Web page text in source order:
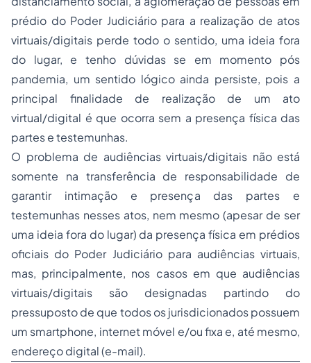
prédio do Poder Judiciário para a realização de atos
virtuais/digitais perde todo o sentido, uma ideia fora
do lugar, e tenho dúvidas se em momento pós
pandemia, um sentido lógico ainda persiste, pois a
principal finalidade de realização de um ato
virtual/digital é que ocorra sem a presença física das
partes e testemunhas.
O problema de audiências virtuais/digitais não está
somente na transferência de responsabilidade de
garantir intimação e presença das partes e
testemunhas nesses atos, nem mesmo (apesar de ser
uma ideia fora do lugar) da presença física em prédios
oficiais do Poder Judiciário para audiências virtuais,
mas, principalmente, nos casos em que audiências
virtuais/digitais são designadas partindo do
pressuposto de que todos os jurisdicionados possuem
um smartphone, internet móvel e/ou fixa e, até mesmo,
endereço digital (e-mail).